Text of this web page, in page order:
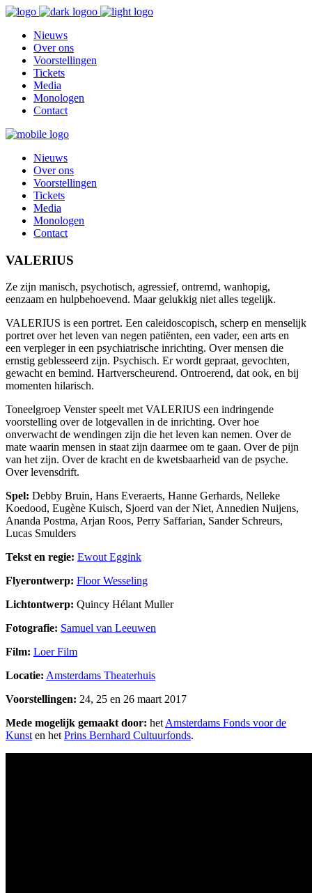
Nieuws
Over ons
Voorstellingen
Tickets
Media
Monologen
Contact
Nieuws
Over ons
Voorstellingen
Tickets
Media
Monologen
Contact
VALERIUS
Ze zijn manisch, psychotisch, agressief, ontremd, wanhopig,
eenzaam en hulpbehoevend. Maar gelukkig niet alles tegelijk.
VALERIUS is een portret. Een caleidoscopisch, scherp en menselijk
portret over het leven van negen patiënten, een vader, een arts en
een verpleger in een psychiatrische inrichting. Over mensen die
ernstig geblesseerd zijn. Psychisch. Er wordt gepraat, gevochten,
gewacht en bemind. Hartverscheurend. Ontroerend, dat ook, en bij
momenten hilarisch.
Toneelgroep Venster speelt met VALERIUS een indringende
voorstelling over de lotgevallen in de inrichting. Over hoe
onverwacht de wendingen zijn die het leven kan nemen. Over de
mate waarin mensen in staat zijn daarmee om te gaan. Over de pijn
van het zijn. Over de kracht en de kwetsbaarheid van de psyche.
Over levensdrift.
Spel: Debby Bruin, Hans Everaerts, Hanne Gerhards, Nelleke
Koedood, Eugène Kuisch, Sjoerd van der Niet, Annedien Nuijens,
Ananda Postma, Arjan Roos, Perry Saffarian, Sander Schreurs,
Lucas Smulders
Tekst en regie: Ewout Eggink
Flyerontwerp: Floor Wesseling
Lichtontwerp: Quincy Hélant Muller
Fotografie: Samuel van Leeuwen
Film: Loer Film
Locatie: Amsterdams Theaterhuis
Voorstellingen: 24, 25 en 26 maart 2017
Mede mogelijk gemaakt door: hetAmsterdams Fonds voor de
Kunsten hetPrins Bernhard Cultuurfonds.